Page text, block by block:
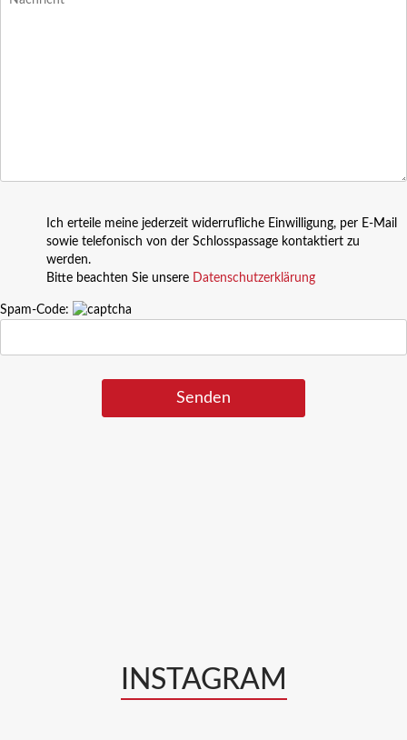
Ich erteile meine jederzeit widerrufliche Einwilligung, per E-Mail
sowie telefonisch von der Schlosspassage kontaktiert zu
werden.
Bitte beachten Sie unsere
Datenschutzerklärung
Spam-Code:
INSTAGRAM